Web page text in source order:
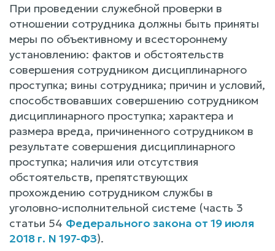
При проведении служебной проверки в
отношении сотрудника должны быть приняты
меры по объективному и всестороннему
установлению: фактов и обстоятельств
совершения сотрудником дисциплинарного
проступка; вины сотрудника; причин и условий,
способствовавших совершению сотрудником
дисциплинарного проступка; характера и
размера вреда, причиненного сотрудником в
результате совершения дисциплинарного
проступка; наличия или отсутствия
обстоятельств, препятствующих
прохождению сотрудником службы в
уголовно-исполнительной системе (часть 3
статьи 54 Федерального закона от 19 июля
2018 г. N 197-ФЗ).